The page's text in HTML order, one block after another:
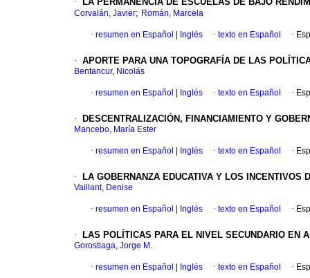
Corvalán, Javier; Román, Marcela
· resumen en Español Inglés · texto en Español ·
· APORTE PARA UNA TOPOGRAFÍA DE LAS
Bentancur, Nicolás
· resumen en Español Inglés · texto en Español ·
· DESCENTRALIZACIÓN, FINANCIAMIENTO Y
Mancebo, María Ester
· resumen en Español Inglés · texto en Español ·
· LA GOBERNANZA EDUCATIVA Y LOS INCENTIVOS
Vaillant, Denise
· resumen en Español Inglés · texto en Español ·
· LAS POLÍTICAS PARA EL NIVEL SECUNDARIO EN
Gorostiaga, Jorge M.
· resumen en Español Inglés · texto en Español ·